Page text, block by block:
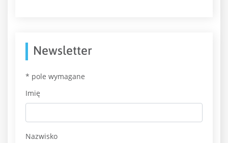
Newsletter
* pole wymagane
Imię
Nazwisko